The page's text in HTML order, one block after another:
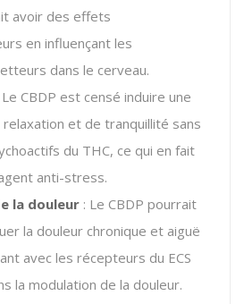
avoir des effets
en influençant les
dans le cerveau.
Le CBDP est censé induire une
et de tranquillité sans
du THC, ce qui en fait
anti-stress​.
la douleur : Le CBDP pourrait
la douleur chronique et aiguë
avec les récepteurs du ECS
la modulation de la douleur​​.